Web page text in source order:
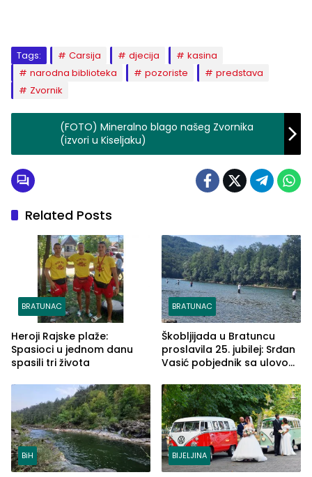
Tags: Carsija djecija
kasina
narodna biblioteka
pozoriste
predstava
Zvornik
(FOTO) Mineralno blago našeg Zvornika
(izvori u Kiseljaku)
Related Posts
BRATUNAC
Heroji Rajske plaže:
Spasioci u jednom danu
spasili tri života
BRATUNAC
Škobljijada u Bratuncu
proslavila 25. jubilej: Srđan
Vasić pobjednik sa ulovom
BiH BIJELJINA